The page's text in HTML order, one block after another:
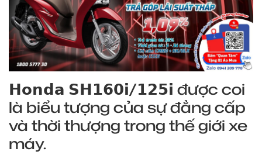
𝗛𝗼𝗻𝗱𝗮 𝗦𝗛𝟭𝟲𝟬𝗶/𝟭𝟮𝟱𝗶 được coi
là biểu tượng của sự đẳng cấp
và thời thượng trong thế giới xe
máy.